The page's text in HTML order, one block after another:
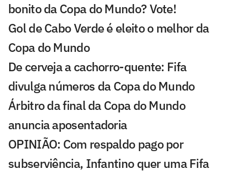
bonito da Copa do Mundo? Vote!
Gol de Cabo Verde é eleito o melhor da
Copa do Mundo
De cerveja a cachorro-quente: Fifa
divulga números da Copa do Mundo
Árbitro da final da Copa do Mundo
anuncia aposentadoria
OPINIÃO: Com respaldo pago por
subserviência, Infantino quer uma Fifa